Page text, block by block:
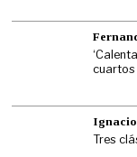
cuartos
Tres